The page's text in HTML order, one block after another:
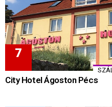
City Hotel Ágoston Pécs